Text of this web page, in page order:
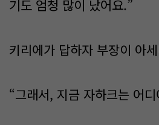
기도 엄청 많이 났어요.”
키리에가 답하자 부장이 아
“그래서, 지금 자하크는 어